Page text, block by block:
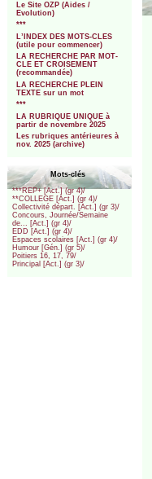
Le Site OZP (Aides /
Evolution)
***
L’INDEX DES MOTS-CLES
(utile pour commencer)
LA RECHERCHE PAR MOT-
CLE ET CROISEMENT
(recommandée)
LA RECHERCHE PLEIN
TEXTE sur un mot
***
LA RUBRIQUE UNIQUE à
partir de novembre 2025
Les rubriques antérieures à
nov. 2025 (archive)
Mots-clés
***REP+ [Act.] (gr 4)/
**COLLEGE [Act.] (gr 4)/
Collectivité départ. [Act.] (gr 3)/
Concours, Journée/Semaine
de... [Act.] (gr 4)/
EDD [Act.] (gr 4)/
Espaces scolaires [Act.] (gr 4)/
Humour [Gén.] (gr 5)/
Poitiers 16, 17, 79/
Principal [Act.] (gr 3)/